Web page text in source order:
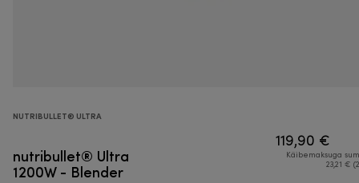
NUTRIBULLET® ULTRA
nutribullet® Ultra
1200W - Blender
119,90 €
Käibemaksuga
23,21 €